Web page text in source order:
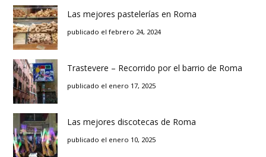
Las mejores pastelerías en Roma
publicado el febrero 24, 2024
Trastevere – Recorrido por el barrio de Roma
publicado el enero 17, 2025
Las mejores discotecas de Roma
publicado el enero 10, 2025